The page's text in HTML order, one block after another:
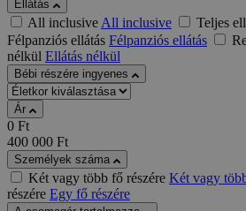
Ellátás
All inclusiveAll inclusive Teljes
Félpanziós ellátás Félpanziós ellátás
nélkül Ellátás nélkül
Bébi részére ingyenes
Ár
0 Ft
400 000 Ft
Személyek száma
Két vagy több fő részére Két vagy
részére Egy fő részére